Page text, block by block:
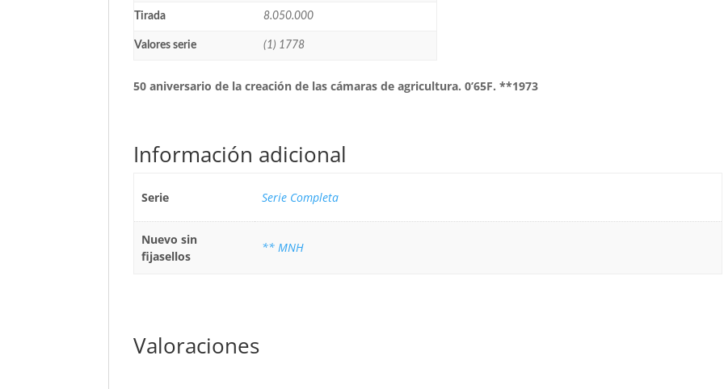
Tirada 8.050.000
Valores serie (1) 1778
50 aniversario de la creación de las cámaras de agricultura. 0’65F. **1973
Información adicional
Serie Serie Completa
Nuevo sin
fijasellos
** MNH
Valoraciones